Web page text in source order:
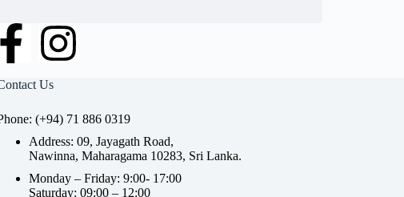
Us
(+94) 71 886 0319
Address: 09, Jayagath Road,
Nawinna, Maharagama 10283, Sri Lanka.
Monday – Friday: 9:00- 17:00
Saturday: 09:00 – 12:00